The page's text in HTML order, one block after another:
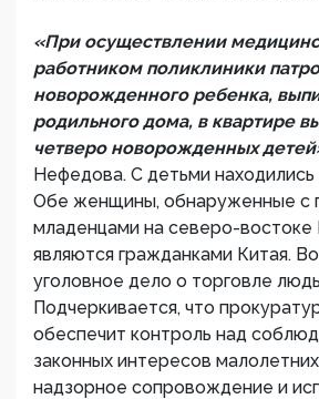
«При осуществлении
работником поликлиники
новорожденного ребенка,
родильного дома, в квартире
четверо новорожденных
Нефедова. С детьми
Обе женщины, обнаруженные с
младенцами на северо-востоке
являются гражданками Китая.
уголовное дело о торговле
Подчеркивается, что
обеспечит контроль над
законных интересов
надзорное сопровождение и